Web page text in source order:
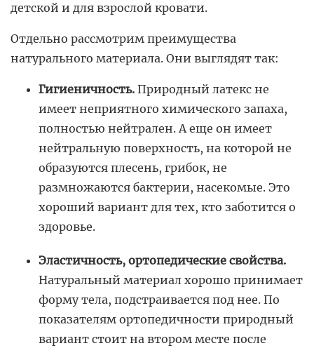
детской и для взрослой кровати.
Отдельно рассмотрим преимущества
натурального материала. Они выглядят так:
Гигиеничность. Природный латекс не
имеет неприятного химического запаха,
полностью нейтрален. А еще он имеет
нейтральную поверхность, на которой не
образуются плесень, грибок, не
размножаются бактерии, насекомые. Это
хороший вариант для тех, кто заботится о
здоровье.
Эластичность, ортопедические свойства.
Натуральный материал хорошо принимает
форму тела, подстраивается под нее. По
показателям ортопедичности природный
вариант стоит на втором месте после